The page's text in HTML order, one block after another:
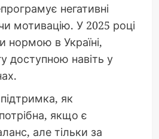
негативні
мотивацію. У 2025 році
нормою в Україні,
доступною навіть у
як
якщо є
але тільки за